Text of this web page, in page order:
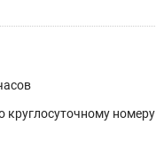
круглосуточному номеру